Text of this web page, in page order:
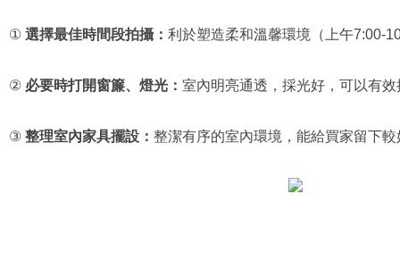
① 選擇最佳時間段拍攝： 利於塑造柔和溫馨環境（上午7:00-
② 必要時打開窗簾、燈光： 室內明亮通透，採光好，可以有
③ 整理室內家具擺設： 整潔有序的室內環境，能給買家留下較